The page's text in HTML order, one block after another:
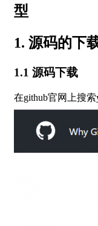
型
1. 源码的下
1.1 源码下载
在github官网上搜索